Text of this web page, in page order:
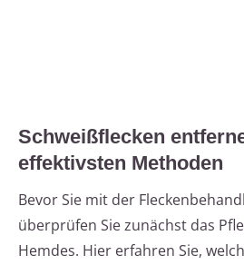
Schweißflecken
effektivsten Methoden
Bevor Sie mit der
überprüfen Sie zunächst das
Hemdes. Hier erfahren Sie,